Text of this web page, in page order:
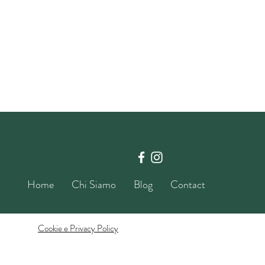
Home Chi Siamo Blog Contact
Cookie e Privacy Policy